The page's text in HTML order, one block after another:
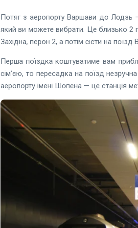
Потяг з аеропорту Варшави до Лодзь
який ви можете вибрати. Це близько 2
Західна, перон 2, а потім сісти на
Перша поїздка коштуватиме вам
сім’єю, то пересадка на поїзд
аеропорту імені Шопена — це станція